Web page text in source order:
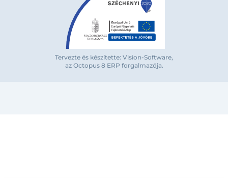
Bejelentkezés e-mail-címmel
Tervezte és készítette: Vision-Software,
az Octopus 8 ERP forgalmazója.